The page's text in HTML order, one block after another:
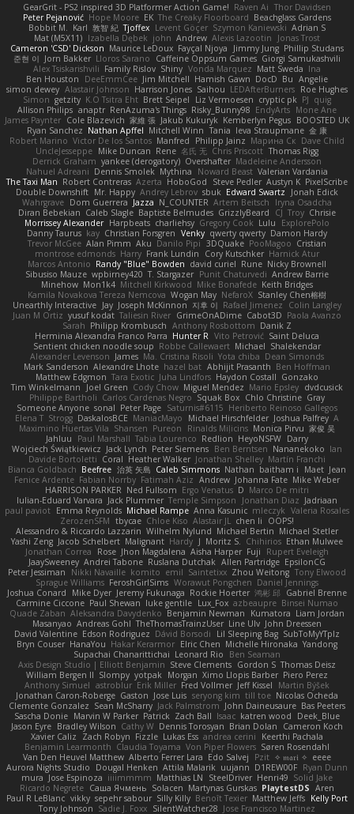
GearGrit - PS2 inspired 3D Platformer Action Game! Raven Ai Thor Davidsen
Peter Pejanović Hope Moore EK The Creaky Floorboard Beachglass Gardens
Bobbit M. Karl 敦智 紀 Tjoffex Levent Göçer Szymon Kaniewski Adrian S
Mat (M5X11) Izabella Dębek john Andrew Alexis Lazootin
Jonas Trost
Cameron 'CSD' Dickson Maurice LeDoux Fayçal Njoya Jimmy Jung Phillip Studans
준현 이 Jorn Bakker Lloros Sarano Caffeine Oppsum Games Giorgi Samukashvili
Alex Tsiskarishvili Family Rislov Shiny Vonda Marquez Matt Sweda Ina
Ben Houston
DeeEmmCee Jim Mitchell Hamish Gawn DocD Bu Angelie
simon dewey Alastair Johnson Harrison Jones Saihou LEDAfterBurners Roe Hughes
Simon getzity K.O Tsitra Eht Brett Seipel Liz Vermoesen cryptic pk PJ quig
Allison Philips anaptr RenAzuma's Things Risky_Bunny98 EndyArts Mone Ane
James Paynter Cole Blazevich 家維 張 Jakub Kukuryk Kemberlyn Pegus BOOSTED UK
Ryan Sanchez Nathan Apffel Mitchell Winn Tania Ieva Straupmane 金 康
Robert Marino Victor De los Santos Manfred Philipp Jainz Марина Ск Dave Child
UncleJesseppe Mike Duncan Rene 名氏 无 Chris Priscott Thomas Rigg
Derrick Graham yankee (derogatory) Overshafter Madeleine Andersson
Nahuel Adreani Dennis Smolek Mythina Noward Beast Valerian Vardania
The Taxi Man Robert Contreras Azerta HoboGod Steve Pedler Austyn K PixelScribe
Double Downshift Mr. Happy Andrey Lebrov sbuk Edward Swartz
Jonah Edick
Wahrgrave Dom Guerrera Jazza N_COUNTER Artem Beitsch
Iryna Osadcha
Diran Bebekian Caleb Slagle Baptiste Belmudes GrizzlyBeard CJ Troy Chrisie
Morrissey Alexander Harpbeats charliehsy Gregory Cook Lulu
ExplorePolo
Danny Taurus kay Christian Forsgren Venky qwerty qwerty Damon Hardy
Trevor McGee Alan Pimm Aku Danilo Pipi 3DQuake PooMagoo Cristian
montrose edmonds Harry Frank Lundin Cory Kutschker Harnick Atur
Marcos Antonio Randy "Blue" Bowden david curiel Rune Nicky Brownell
Sibusiso Mauze wpbirney420 T. Stargazer Punit Chaturvedi Andrew Barrie
Minehow Mon1k4 Mitchell Kirkwood Mike Bonafede Keith Bridges
Kamila Novakova Tereza Nemcova Wogan May NefaroX Stanley Chen榕樹
Unearthly Interactive Jay Joseph McKinnon 지후 이 Rafael Jimenez
Colin Langley
Juan M Ortiz yusuf kodat Taliesin River GrimeOnADime Cabot3D Paola Avanzo
Sarah Philipp Krombusch Anthony Rosbottom Danik Z
Herminia Alexandra Franco Parra Hunter R Vito Petrović Saint Deluca
Sentient chicken noodle soup Robbe Callewaert Michael Shalekendar
Alexander Levenson James Ma. Cristina Risoli Yota chiba Dean Simonds
Mark Sanderson Alexandre Lhote hazel bat Abhijit Prasanth Ben Hoffman
Matthew Edgmon Tara Exotic Juha Lindfors Haydon Costall Gonzako
Tim Winkelmann
Joel Green Cody Chow Miguel Mendez Mario Epsley dvdcusick
Philippe Bartholi Carlos Cardenas Negro Squak Box Chlo Christine Gray
Someone Anyone sonal Peter Page Saturnis#6115 Heriberto Reinoso Gallegos
Elena T Strogg DaskalosBCE ManiacMayo Michael Hirschfelder Joshua Palfrey A
Maximino Huertas Vila Shansen Pureon Rinalds Miļicins Monica Pirvu 家俊 吴
Jahluu
Paul Marshall Tabia Lourenco Redlion HeyoNSFW Darry
Wojciech Świątkiewicz Jack Lynch Peter Siemens Ben Berntsen Nananekoko Ian
Davide Bortoletti Coral Heather Walker Jonathan Shelley Martín Franchi
Bianca Goldbach Beefree 治英 矢島 Caleb Simmons Nathan baitham i Maet Jean
Fenice Ardente Fabian Norrby Fatimah Aziz Andrew Johanna Fate Mike Weber
HARRISON PARKER Ned Fullsom Ergo Venatus D Marco De mitri
Iulian-Eduard Varvara Jack Plummer Temple Simpson Jonathan Diaz Jadriaan
paul paviot Emma Reynolds Michael Rampe Anna Kasunic mleczyk Valeria Rosales
ZerozenSFM tbycae Chloe Kiso Alastair JL chen li
OOPS!
Alessandro & Riccardo Lazzarin Wilhelm Nylund Michael Bertin Michael Stetler
Yashi Zeng Jacob Schelbert Malignant Hardy J Moritz S. Chihirios Ethan Mulwee
Jonathan Correa
Rose Jhon Magdalena Aisha Harper Fuji
Rupert Eveleigh
JaaySweeney Andrei Tabone Ruslana Dutchak Allen Partridge EpsilonCG
Peter Jessiman
Nikki Navaille komito emil Saintetixx Zhou Weitong Tony Elwood
Sprague Williams FeroshGirlSims Worawut Pongchen Daniel Jennings
Joshua Conard
Mike Dyer Jeremy Fukunaga Rockie Hoerter 鸿彬 邱 Gabriel Brenne
Carmine Ciccone Paul Shewan luke gentile Lux_Fox azbeaupre Binsei Numao
Quade Zaban Aleksandra Davydenko Benjamin Newman Kumatora Liam Jordan
Masanyao Andreas Gohl TheThomasTrainzUser Line Ulv John Dreessen
David Valentine Edson Rodriguez Dávid Borsodi Lil Sleeping Bag SubToMyYTplz
Bryn Couser HanaYou Hakar Kerarmor Elric Chen Michelle Hironaka Yandong
Supachai Chanarittichai Leonard Rio
Ben Seaman
Axis Design Studio | Elliott Benjamin Steve Clements Gordon S Thomas Deisz
William Bergen II Slompy yotpak Morgan Ximo Llopis Barber Piero Perez
Anthony Simuel astroblur Erik Miller Fred Vollmer Jeff Kissel
Martin Býšek
Jonathan Caron-Roberge Gaston Jose Luis seryong kim till toe Nicolas Ocheda
Clemente Gonzalez Sean McSharry Jack Palmstrom John Daineusaure Bas Peeters
Sascha Donie Marvin W Parker Patrick Zach Ball Isaac katren wood
Deek_Blue
Jason Eyre Bradley Wilson Cathy W Dennis Torosyan Brian Dolan
Cameron Koch
Xavier Caliz
Zach Robyn Fizzle Lukas Ess andrea cerini
Keerthi Pachala
Benjamin Learmonth Claudia Toyama Von Piper Flowers Søren Rosendahl
Van Den Heuvel Matthew Alberto Ferrer Lara Edo Salvej Pzit ✧ 𝔪𝔞𝔯𝔦 ✧ eeee
Aurora Nights Studio
Dougal Henken Attila Malarik uujann D1REW00F Ryan Dunn
mura Jose Espinoza iiiimmmm Matthias LN SteelDriver Henri49 Solid Jake
Ricardo Negrete Саша Ячмень Solacen Martynas Gurskas PlaytestDS Aren
Paul R LeBlanc vikky sepehr sabour Silly Killy Benoît Texier Matthew Jeffs Kelly Port
Tony Johnson Sadie J. Foxx SilentWatcher28 Jose Francisco Martinez